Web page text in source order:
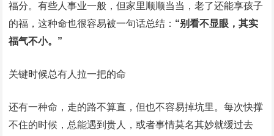
福分。有些人事业一般，但家里顺顺当当，老了还能享孩子
的福，这种命也很容易被一句话总结： “别看不显眼，其实
福气不小。”
关键时候总有人拉一把的命
还有一种命，走的路不算直，但也不容易掉坑里。每次快撑
不住的时候，总能遇到贵人，或者事情莫名其妙就缓过去